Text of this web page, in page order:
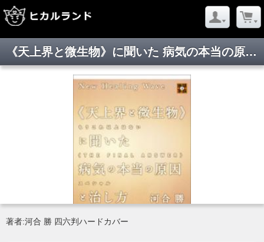
《天上界と微生物》に聞いた 病気の本当の原因と治し方
著者:河合 勝 四六判ハードカバー